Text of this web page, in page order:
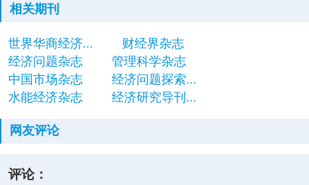
相关期刊
世界华商经济...
财经界杂志
经济问题杂志
管理科学杂志
中国市场杂志
经济问题探索...
水能经济杂志
经济研究导刊...
网友评论
评论：